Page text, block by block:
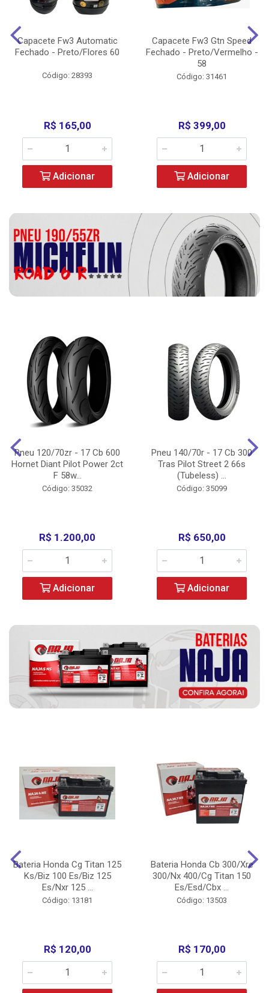
Capacete Fw3 Automatic
Fechado - Preto/Flores 60
Código: 28393
R$ 165,00
Adicionar
Capacete Fw3 Gtn Speed
Fechado - Preto/Vermelho -
58
Código: 31461
R$ 399,00
Adicionar
Pneu 120/70zr - 17 Cb 600
Hornet Diant Pilot Power 2ct
F 58w...
Código: 35032
R$ 1.200,00
Adicionar
Pneu 140/70r - 17 Cb 300
Tras Pilot Street 2 66s
(Tubeless) ...
Código: 35099
R$ 650,00
Adicionar
Bateria Honda Cg Titan 125
Ks/Biz 100 Es/Biz 125
Es/Nxr 125 ...
Código: 13181
R$ 120,00
Bateria Honda Cb 300/Xre
300/Nx 400/Cg Titan 150
Es/Esd/Cbx ...
Código: 13503
R$ 170,00